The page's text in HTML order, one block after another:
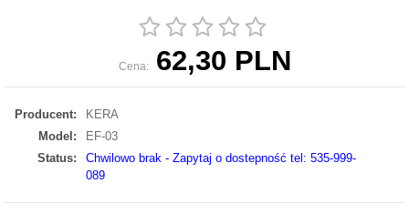
Cena: 62,30 PLN
Producent:
KERA
Model:
EF-03
Status:
Chwilowo brak - Zapytaj o dostepność tel: 535-999-
089